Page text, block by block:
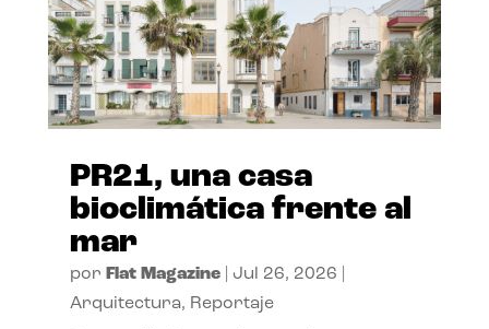
PR21, una casa
bioclimática frente al
mar
por Flat Magazine| Jul 26, 2026
Arquitectura, Reportaje